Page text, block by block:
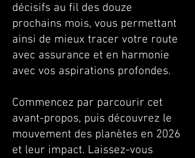
décisifs au fil des douze
prochains mois, vous permettant
ainsi de mieux tracer votre route
avec assurance et en harmonie
avec vos aspirations profondes.
Commencez par parcourir cet
avant-propos, puis découvrez le
mouvement des planètes en 2026
et leur impact. Laissez-vous